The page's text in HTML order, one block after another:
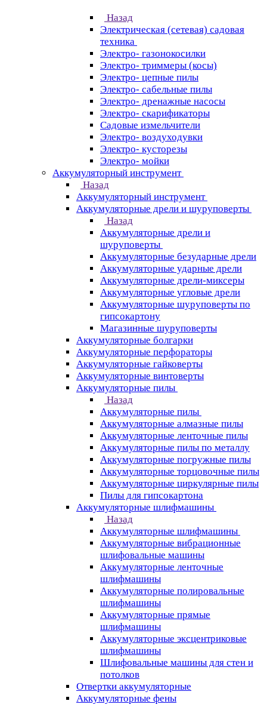
Назад
Электрическая (сетевая) садовая
техника
Электро- газонокосилки
Электро- триммеры (косы)
Электро- цепные пилы
Электро- сабельные пилы
Электро- дренажные насосы
Электро- скарификаторы
Садовые измельчители
Электро- воздуходувки
Электро- кусторезы
Электро- мойки
Аккумуляторный инструмент
Назад
Аккумуляторный инструмент
Аккумуляторные дрели и шуруповерты
Назад
Аккумуляторные дрели и
шуруповерты
Аккумуляторные безударные дрели
Аккумуляторные ударные дрели
Аккумуляторные дрели-миксеры
Аккумуляторные угловые дрели
Аккумуляторные шуруповерты по
гипсокартону
Магазинные шуруповерты
Аккумуляторные болгарки
Аккумуляторные перфораторы
Аккумуляторные гайковерты
Аккумуляторные винтоверты
Аккумуляторные пилы
Назад
Аккумуляторные пилы
Аккумуляторные алмазные пилы
Аккумуляторные ленточные пилы
Аккумуляторные пилы по металлу
Аккумуляторные погружные пилы
Аккумуляторные торцовочные пилы
Аккумуляторные циркулярные пилы
Пилы для гипсокартона
Аккумуляторные шлифмашины
Назад
Аккумуляторные шлифмашины
Аккумуляторные вибрационные
шлифовальные машины
Аккумуляторные ленточные
шлифмашины
Аккумуляторные полировальные
шлифмашины
Аккумуляторные прямые
шлифмашины
Аккумуляторные эксцентриковые
шлифмашины
Шлифовальные машины для стен и
потолков
Отвертки аккумуляторные
Аккумуляторные фены